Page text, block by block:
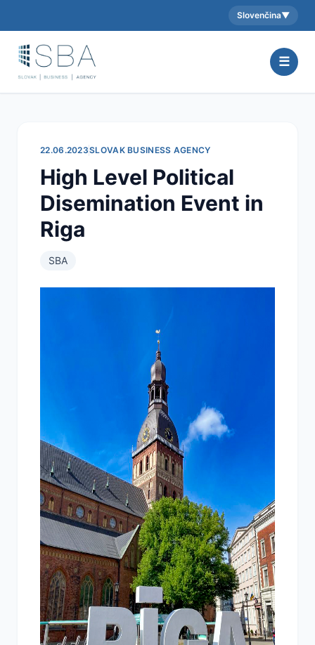
Aktuálny jazyk:
Slovenčina▼
☰
22.06.2023SLOVAK BUSINESS AGENCY
High Level Political
Disemination Event in
Riga
SBA